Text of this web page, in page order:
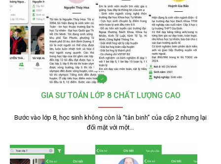
GIA SƯ TOÁN LỚP 8 CHẤT LƯỢNG CAO
Bước vào lớp 8, học sinh không còn là “tân binh” của cấp 2 nhưng lại
đối mặt với một…